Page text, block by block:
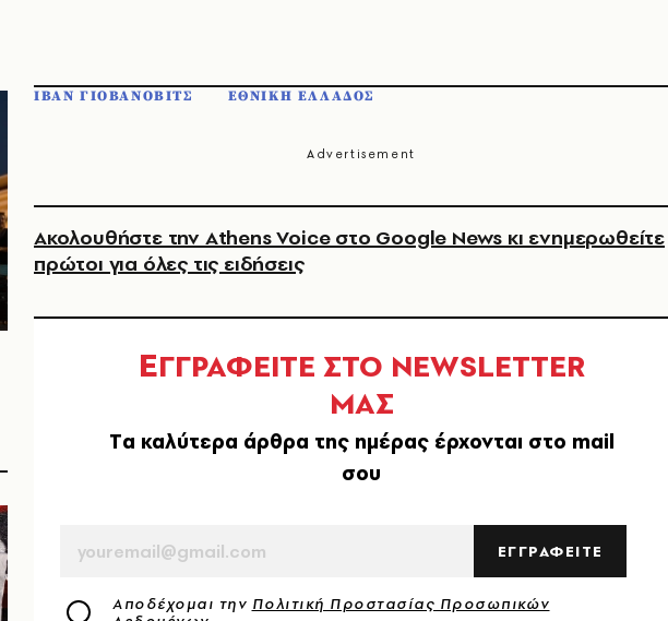
ΙΒΑΝ ΓΙΟΒΑΝΟΒΙΤΣ ΕΘΝΙΚΗ ΕΛΛΑΔΟΣ
Ακολουθήστε την Athens Voice στο Google News κι ενημερωθείτε
πρώτοι για όλες τις ειδήσεις
ΕΓΓΡΑΦΕΙΤΕ ΣΤΟ NEWSLETTER
ΜΑΣ
Tα καλύτερα άρθρα της ημέρας έρχονται στο mail
σου
ΕΓΓΡΑΦΕΙΤΕ
Αποδέχομαι την Πολιτική Προστασίας Προσωπικών